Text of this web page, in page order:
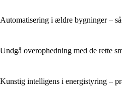
Automatisering i ældre bygninger –
Undgå overophedning med de rette
Kunstig intelligens i energistyring –